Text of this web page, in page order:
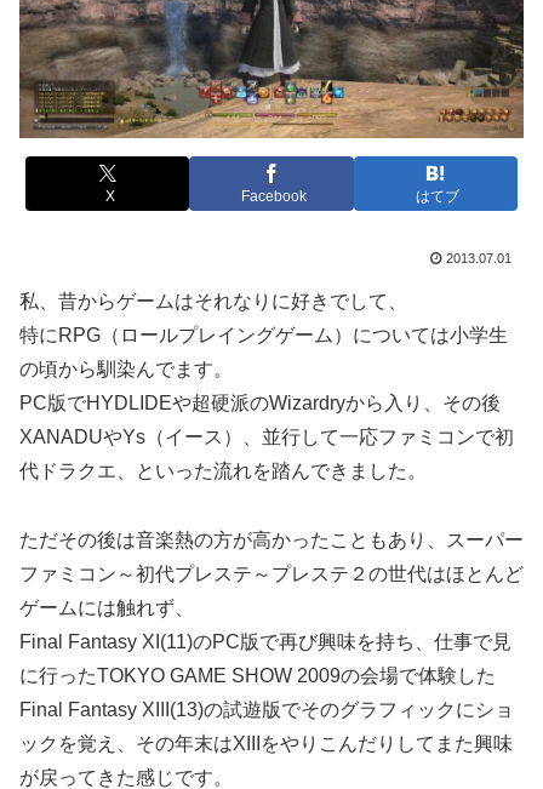
X Facebook はてブ
2013.07.01
私、昔からゲームはそれなりに好きでして、
特にRPG（ロールプレイングゲーム）については小学生
の頃から馴染んでます。
PC版でHYDLIDEや超硬派のWizardryから入り、その後
XANADUやYs（イース）、並行して一応ファミコンで初
代ドラクエ、といった流れを踏んできました。
ただその後は音楽熱の方が高かったこともあり、スーパー
ファミコン～初代プレステ～プレステ２の世代はほとんど
ゲームには触れず、
Final Fantasy XI(11)のPC版で再び興味を持ち、仕事で見
に行ったTOKYO GAME SHOW 2009の会場で体験した
Final Fantasy XIII(13)の試遊版でそのグラフィックにショ
ックを覚え、その年末はXIIIをやりこんだりしてまた興味
が戻ってきた感じです。